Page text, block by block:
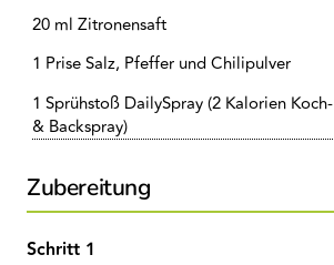
20 ml Zitronensaft
1 Prise Salz, Pfeffer und Chilipulver
1 Sprühstoß DailySpray (2 Kalorien Koch-
& Backspray)
Zubereitung